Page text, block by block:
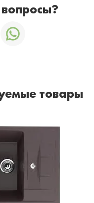
товары